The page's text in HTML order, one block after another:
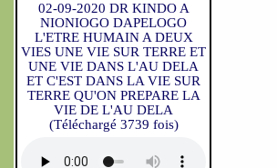
02-09-2020 DR KINDO A
NIONIOGO DAPELOGO
L'ETRE HUMAIN A DEUX
VIES UNE VIE SUR TERRE ET
UNE VIE DANS L'AU DELA
ET C'EST DANS LA VIE SUR
TERRE QU'ON PREPARE LA
VIE DE L'AU DELA
(Téléchargé 3739 fois)